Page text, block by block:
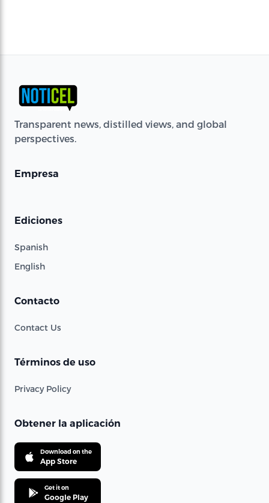
Transparent news, distilled views, and global
perspectives.
Empresa
Ediciones
Spanish
English
Contacto
Contact Us
Términos de uso
Privacy Policy
Obtener la aplicación
Download on the
App Store
Get it on
Google Play